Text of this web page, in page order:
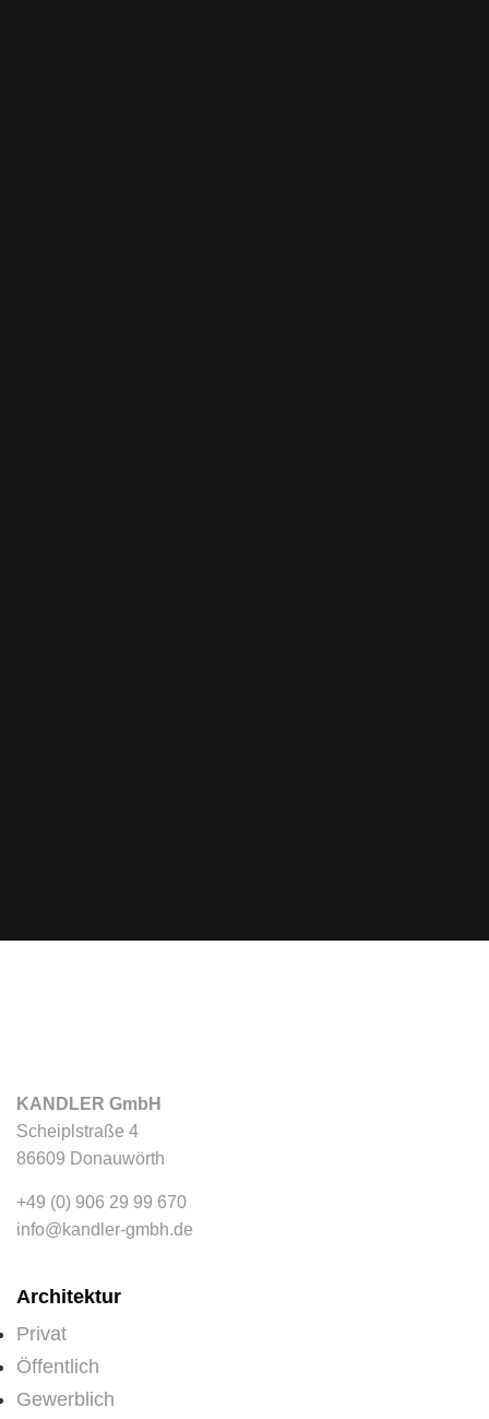
KANDLER GmbH
Scheiplstraße 4
86609 Donauwörth
+49 (0) 906 29 99 670
info@kandler-gmbh.de
Architektur
Privat
Öffentlich
Gewerblich